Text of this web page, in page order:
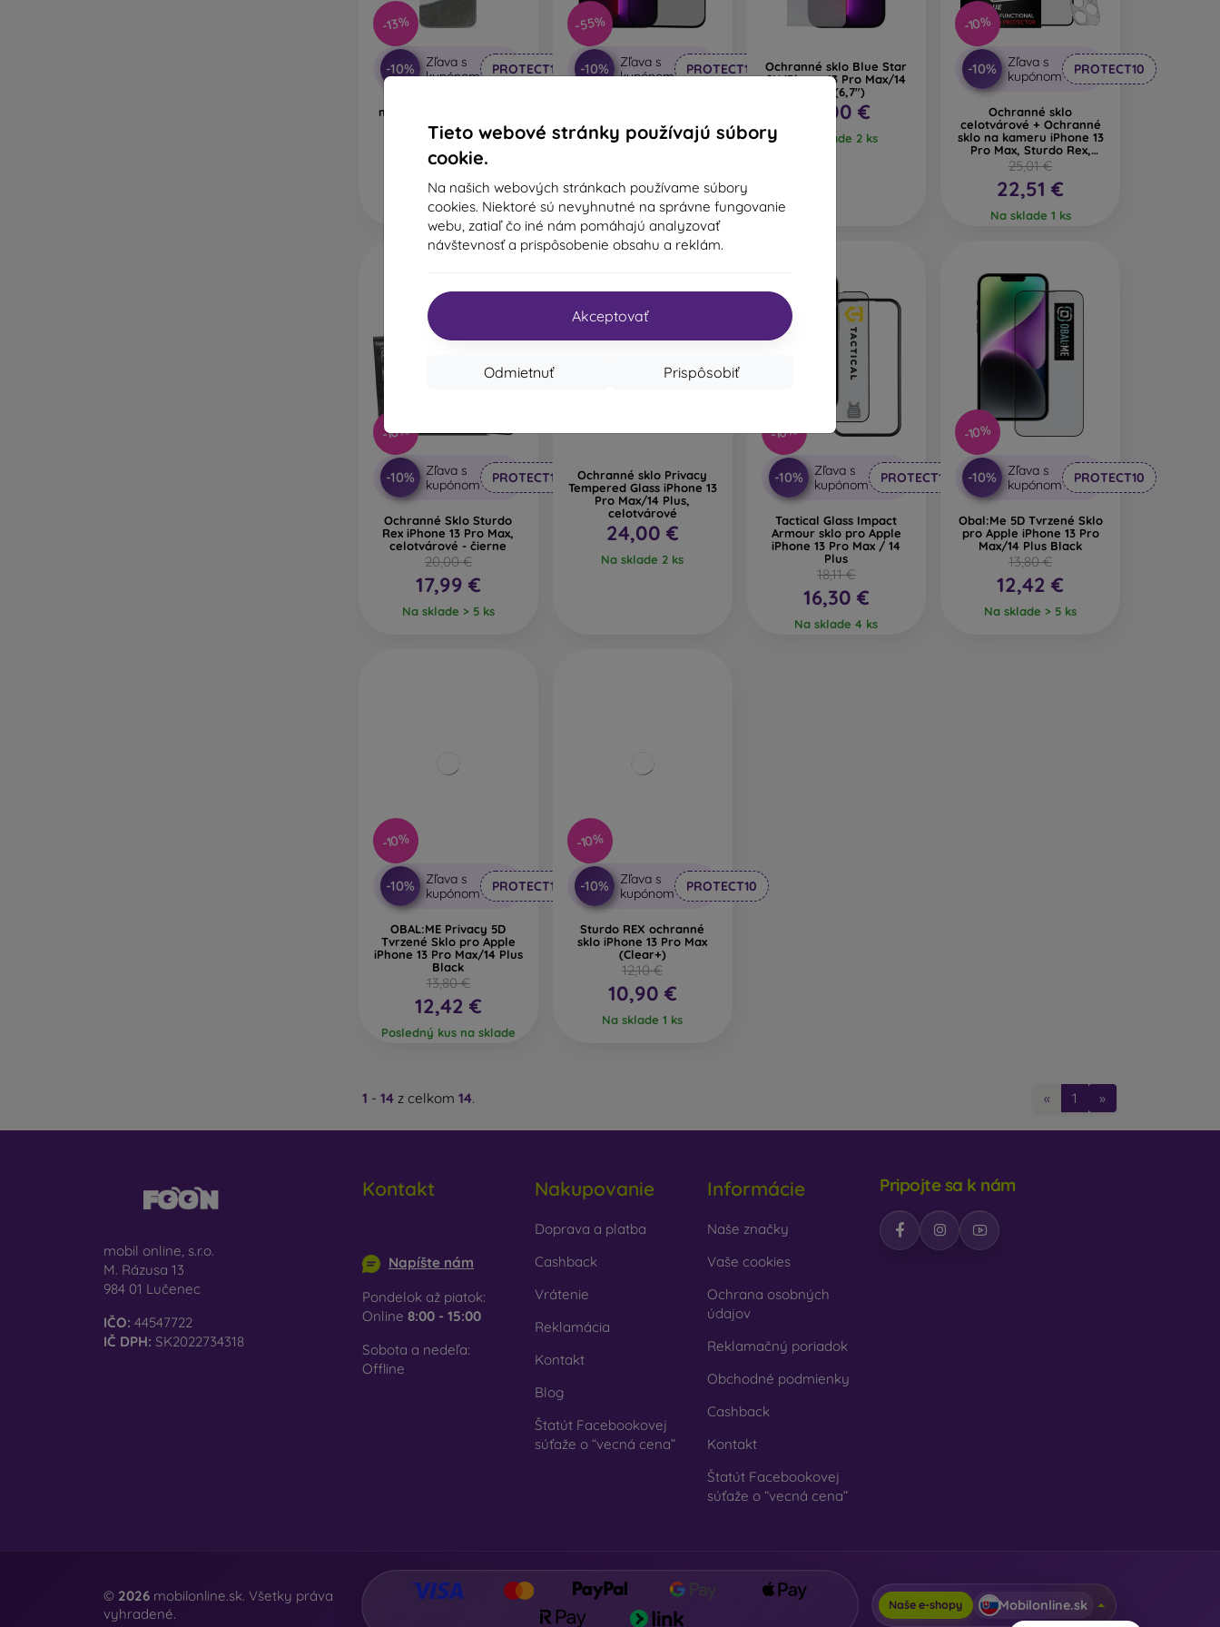
Tieto webové stránky používajú súbory
cookie.
Na našich webových stránkach používame súbory
cookies. Niektoré sú nevyhnutné na správne fungovanie
webu, zatiaľ čo iné nám pomáhajú analyzovať
návštevnosť a prispôsobenie obsahu a reklám.
Akceptovať
Prispôsobiť
Odmietnuť
-13%
-10%
Zľava s
kupónom
PROTECT10
mobilNET sklenená fólia
iPhone 13 Pro Max,
0.33mm, Q sklo
13,14 €
11,44 €
Na sklade 1 ks
-55%
-10%
Zľava s
kupónom
PROTECT10
iPhone 13 Pro Max (6.7)/14
Plus (6.7) celotvárové -
9,26 €
Posledný kus na sklade
Ochranné sklo Blue Star
9H iPhone 13 Pro Max/14
Plus (6,7")
12,00 €
Na sklade 2 ks
-10%
-10%
Zľava s
kupónom
PROTECT10
Ochranné sklo
celotvárové + Ochranné
sklo na kameru iPhone 13
Pro Max, Sturdo Rex,
čierne
25,01 €
22,51 €
Na sklade 1 ks
-10%
-10%
Zľava s
kupónom
PROTECT10
Ochranné Sklo Sturdo
Rex iPhone 13 Pro Max,
celotvárové - čierne
20,00 €
17,99 €
Na sklade > 5 ks
Ochranné sklo Privacy
Tempered Glass iPhone 13
Pro Max/14 Plus,
celotvárové
24,00 €
Na sklade 2 ks
-10%
-10%
Zľava s
kupónom
PROTECT10
Tactical Glass Impact
Armour sklo pro Apple
iPhone 13 Pro Max / 14
Plus
18,11 €
16,30 €
Na sklade 4 ks
-10%
-10%
Zľava s
kupónom
PROTECT10
Obal:Me 5D Tvrzené Sklo
pro Apple iPhone 13 Pro
Max/14 Plus Black
13,80 €
12,42 €
Na sklade > 5 ks
-10%
-10%
Zľava s
kupónom
PROTECT10
OBAL:ME Privacy 5D
Tvrzené Sklo pro Apple
iPhone 13 Pro Max/14 Plus
Black
13,80 €
12,42 €
Posledný kus na sklade
-10%
-10%
Zľava s
kupónom
PROTECT10
Sturdo REX ochranné
sklo iPhone 13 Pro Max
(Clear+)
12,10 €
10,90 €
Na sklade 1 ks
1 - 14 z celkom 14. « 1 »
mobil online, s.r.o.
M. Rázusa 13
984 01 Lučenec
IČO: 44547722
IČ DPH: SK2022734318
Kontakt
Napíšte nám
Pondelok až piatok:
Online 8:00 - 15:00
Sobota a nedeľa:
Offline
Nakupovanie
Doprava a platba
Cashback
Vrátenie
Reklamácia
Kontakt
Blog
Štatút Facebookovej
súťaže o “vecná cena”
Informácie
Naše značky
Vaše cookies
Ochrana osobných
údajov
Reklamačný poriadok
Obchodné podmienky
Cashback
Kontakt
Štatút Facebookovej
súťaže o “vecná cena”
Pripojte sa k nám
© 2026 mobilonline.sk. Všetky práva
vyhradené.
Naše e-shopy Mobilonline.sk